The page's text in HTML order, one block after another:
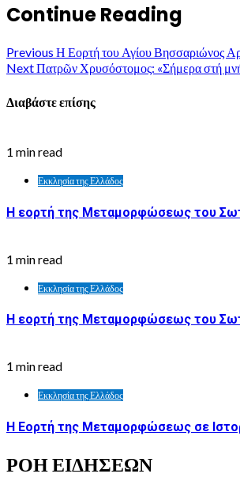
Continue Reading
Previous Η Εορτή του Αγίου Βησσαριώνος
NextΠατρῶν Χρυσόστομος: «Σήμερα στή
Διαβάστε επίσης
1 min read
Εκκλησία της Ελλάδος
Η εορτή της Μεταμορφώσεως του
1 min read
Εκκλησία της Ελλάδος
Η εορτή της Μεταμορφώσεως του
1 min read
Εκκλησία της Ελλάδος
Η Εορτή της Μεταμορφώσεως σε
ΡΟΗ ΕΙΔΗΣΕΩΝ